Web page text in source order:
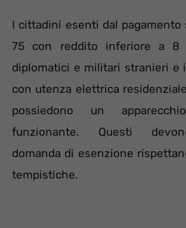
I cittadini esenti dal
75 con reddito inferiore a 8
diplomatici e militari stranieri e
con utenza elettrica
possiedono un
funzionante. Questi
domanda di esenzione
tempistiche.